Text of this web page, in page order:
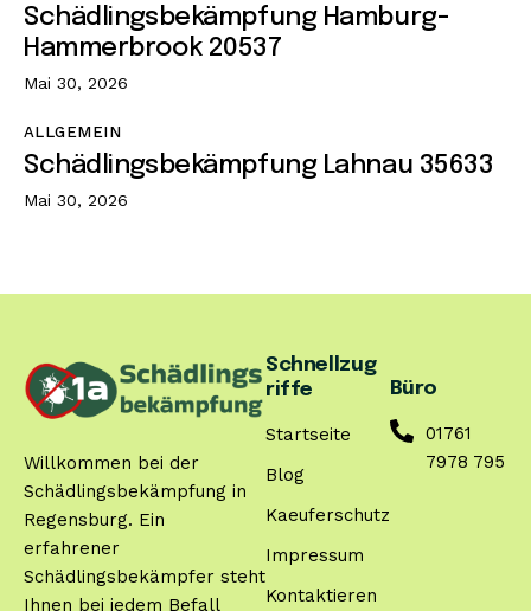
Schädlingsbekämpfung Hamburg-
Hammerbrook 20537
Mai 30, 2026
ALLGEMEIN
Schädlingsbekämpfung Lahnau 35633
Mai 30, 2026
Willkommen bei der
Schädlingsbekämpfung in
Regensburg. Ein
erfahrener
Schädlingsbekämpfer steht
Ihnen bei jedem Befall
Schnellzug
riffe
Startseite
Blog
Kaeuferschutz
Impressum
Kontaktieren
Büro
01761
7978 795